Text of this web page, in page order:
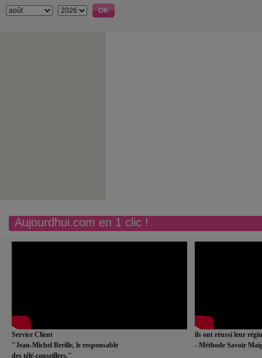
Aujourdhui.com en 1 clic !
Service Client
"Jean-Michel Berille, le responsable
des télé-conseillers."
ils ont réussi leur
- Méthode Savoir